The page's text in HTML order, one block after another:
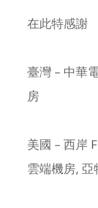
在此特感謝
臺灣 – 中華
房
美國 – 西岸
雲端機房,